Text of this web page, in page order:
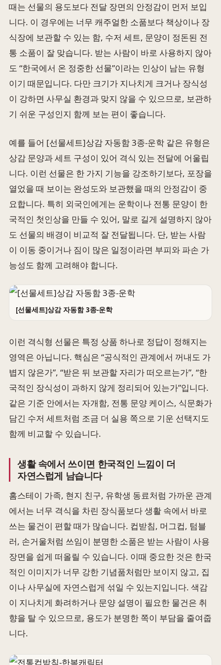
때는 선물의 용도보다 전달 장면의 안정감이 먼저 보입
니다. 이 경우에는 너무 캐주얼한 소품보다 책상이나 장
식장에 보관할 수 있는 함, 수저 세트, 문양이 정돈된 전
통 소품이 잘 맞습니다. 받는 사람이 바로 사용하지 않아
도 “한국에서 온 정중한 선물”이라는 인상이 남는 유형
이기 때문입니다. 다만 크기가 지나치게 크거나 장식성
이 강하면 사무실 환경과 맞지 않을 수 있으므로, 보관하
기 쉬운 구성인지 함께 보는 편이 좋습니다.
예를 들어 [선물세트]상감 자동함 3종-운학 같은 유형은
상감 문양과 세트 구성이 있어 격식 있는 전달에 어울립
니다. 이런 선물은 한 가지 기능을 강조하기보다, 포장을
열었을 때 보이는 완성도와 보관했을 때의 안정감이 중
요합니다. 특히 외국인에게는 운학이나 전통 문양이 한
국적인 첫인상을 만들 수 있어, 말로 길게 설명하지 않아
도 선물의 배경이 비교적 잘 전달됩니다. 단, 받는 사람
이 이동 중이거나 짐이 많은 일정이라면 부피와 파손 가
능성도 함께 고려해야 합니다.
[선물세트]상감 자동함 3종-운학
이런 격식형 선물은 특정 상품 하나로 정답이 정해지는
영역은 아닙니다. 핵심은 “공식적인 관계에서 꺼내도 가
볍지 않은가”, “받은 뒤 보관할 자리가 떠오르는가”, “한
국적인 장식성이 과하지 않게 정리되어 있는가”입니다.
같은 기준 안에서는 자개함, 전통 문양 케이스, 식문화가
담긴 수저 세트처럼 조금 더 실용 쪽으로 기운 선택지도
함께 비교할 수 있습니다.
생활 속에서 쓰이면 한국적인 느낌이 더
자연스럽게 남습니다
홈스테이 가족, 현지 친구, 유학생 동료처럼 가까운 관계
에서는 너무 격식을 차린 장식품보다 생활 속에서 바로
쓰는 물건이 편할 때가 많습니다. 컵받침, 머그컵, 텀블
러, 손거울처럼 쓰임이 분명한 소품은 받는 사람이 사용
장면을 쉽게 떠올릴 수 있습니다. 이때 중요한 것은 한국
적인 이미지가 너무 강한 기념품처럼만 보이지 않고, 집
이나 사무실에 자연스럽게 섞일 수 있는지입니다. 색감
이 지나치게 화려하거나 문양 설명이 필요한 물건은 취
향을 탈 수 있으므로, 용도가 분명한 쪽이 부담을 줄여줍
니다.